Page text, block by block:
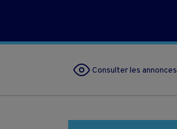
Consulter les annonces